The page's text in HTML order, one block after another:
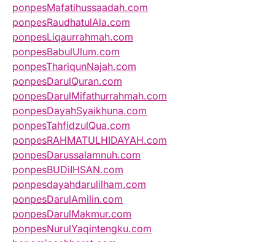
ponpesMafatihussaadah.com
ponpesRaudhatulAla.com
ponpesLiqaurrahmah.com
ponpesBabulUlum.com
ponpesThariqunNajah.com
ponpesDarulQuran.com
ponpesDarulMifathurrahmah.com
ponpesDayahSyaikhuna.com
ponpesTahfidzulQua.com
ponpesRAHMATULHIDAYAH.com
ponpesDarussalamnuh.com
ponpesBUDiIHSAN.com
ponpesdayahdarulilham.com
ponpesDarulAmilin.com
ponpesDarulMakmur.com
ponpesNurulYaqintengku.com